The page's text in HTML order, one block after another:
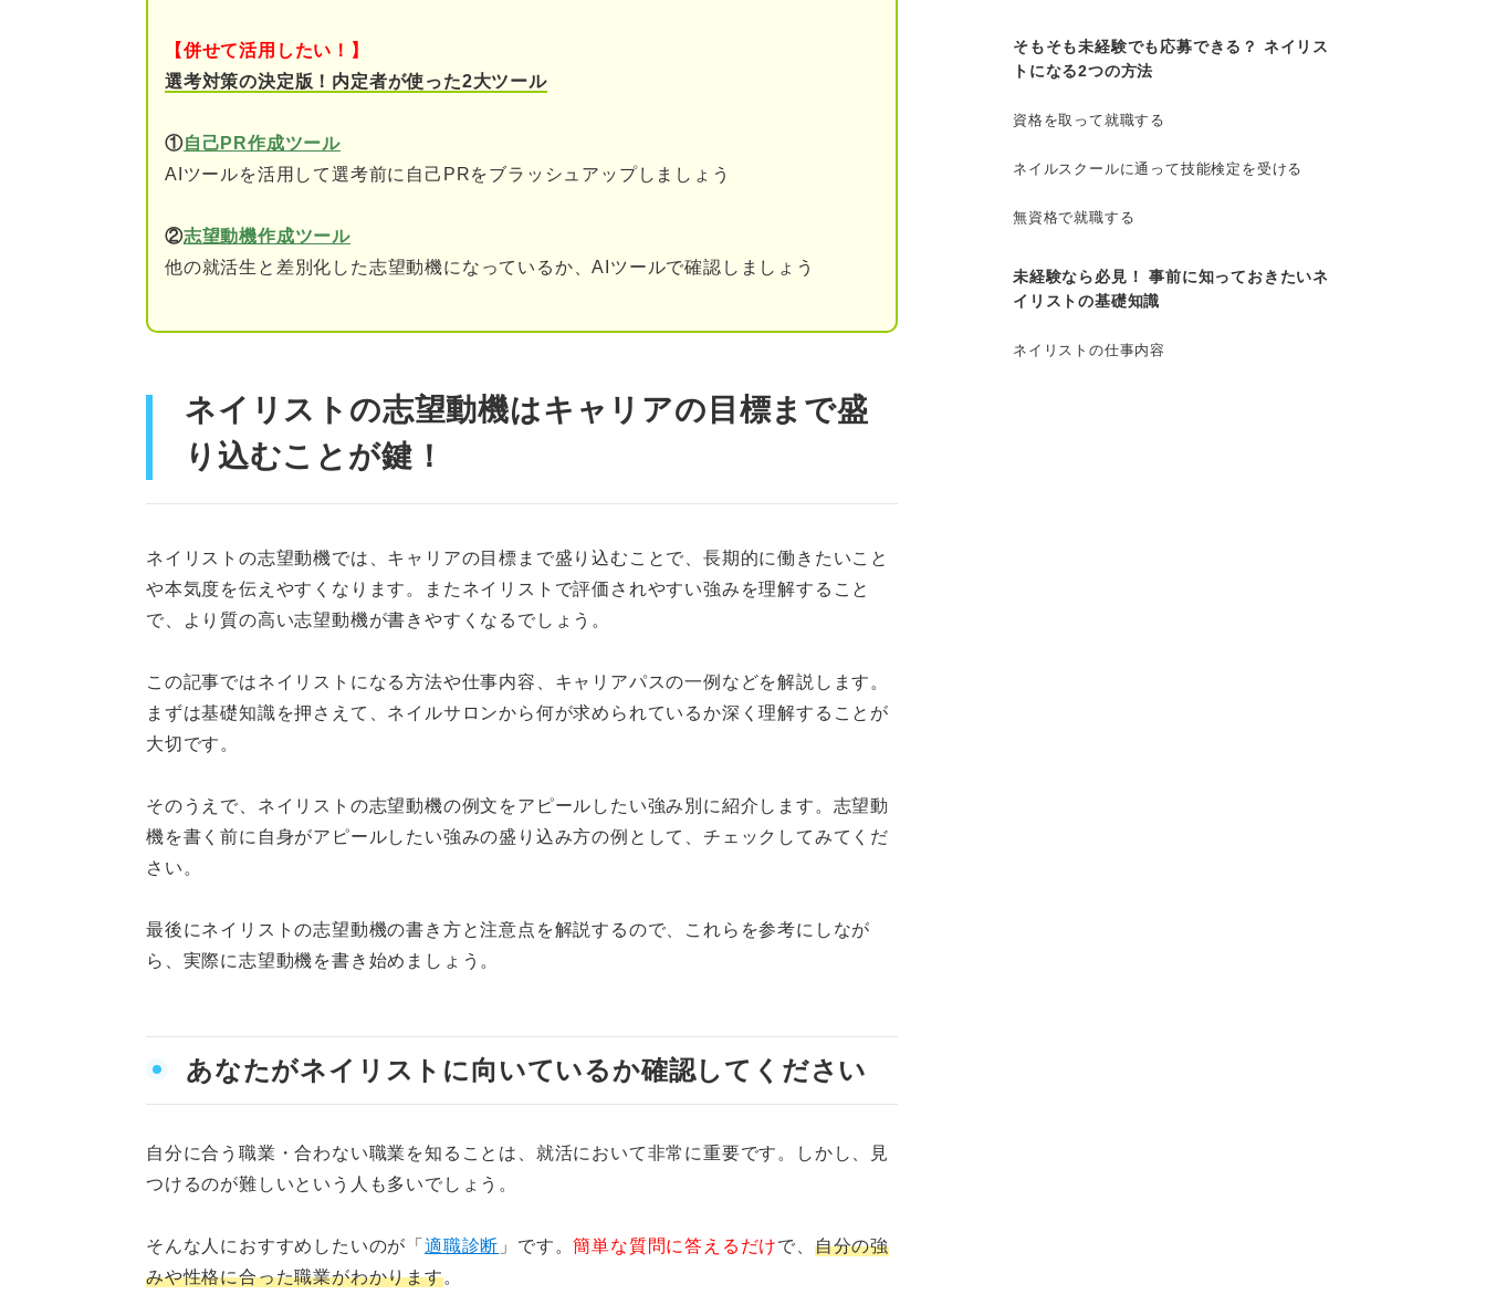
未経験者を募集するネイルサロンが応募者に求めることは？ キャリアのプロが解
アピールしたい強み別！ ネイリストの志望動機例文5選
②細かい作業が得意なことをアピールした例文
⑤実務経験・スキルをアピールした例文
5ステップで作成しよう！ ネイリストの志望動機の書き方
②応募するネイルサロンを選んだ理由を明確にする
③自身の強みやエピソードを志望動機に絡める
⑤将来の目標を盛り込む
説得力を持たせる！ ネイリストの志望動機を書く際の注意点
技術を学びたいことを志望動機にしない
将来的に独立したいことを全面に出さない
ほかのネイルサロンでも当てはまる内容にしない
【併せて活用したい！】
選考対策の決定版！内定者が使った2大ツール
①自己PR作成ツール
AIツールを活用して選考前に自己PRをブラッシュアップしましょう
②志望動機作成ツール
他の就活生と差別化した志望動機になっているか、AIツールで確認しましょう
ネイリストの志望動機はキャリアの目標まで盛
り込むことが鍵！
ネイリストの志望動機では、キャリアの目標まで盛り込むことで、長期的に働きたいこと
や本気度を伝えやすくなります。またネイリストで評価されやすい強みを理解すること
で、より質の高い志望動機が書きやすくなるでしょう。
この記事ではネイリストになる方法や仕事内容、キャリアパスの一例などを解説します。
まずは基礎知識を押さえて、ネイルサロンから何が求められているか深く理解することが
大切です。
そのうえで、ネイリストの志望動機の例文をアピールしたい強み別に紹介します。志望動
機を書く前に自身がアピールしたい強みの盛り込み方の例として、チェックしてみてくだ
さい。
最後にネイリストの志望動機の書き方と注意点を解説するので、これらを参考にしなが
ら、実際に志望動機を書き始めましょう。
あなたがネイリストに向いているか確認してください
自分に合う職業・合わない職業を知ることは、就活において非常に重要です。しかし、見
つけるのが難しいという人も多いでしょう。
そんな人におすすめしたいのが「適職診断 」です。簡単な質問に答えるだけで、 自分の強
みや性格に合った職業がわかります。
そもそも未経験でも応募できる？ ネイリス
トになる2つの方法
資格を取って就職する
ネイルスクールに通って技能検定を受ける
無資格で就職する
未経験なら必見！ 事前に知っておきたいネ
イリストの基礎知識
ネイリストの仕事内容